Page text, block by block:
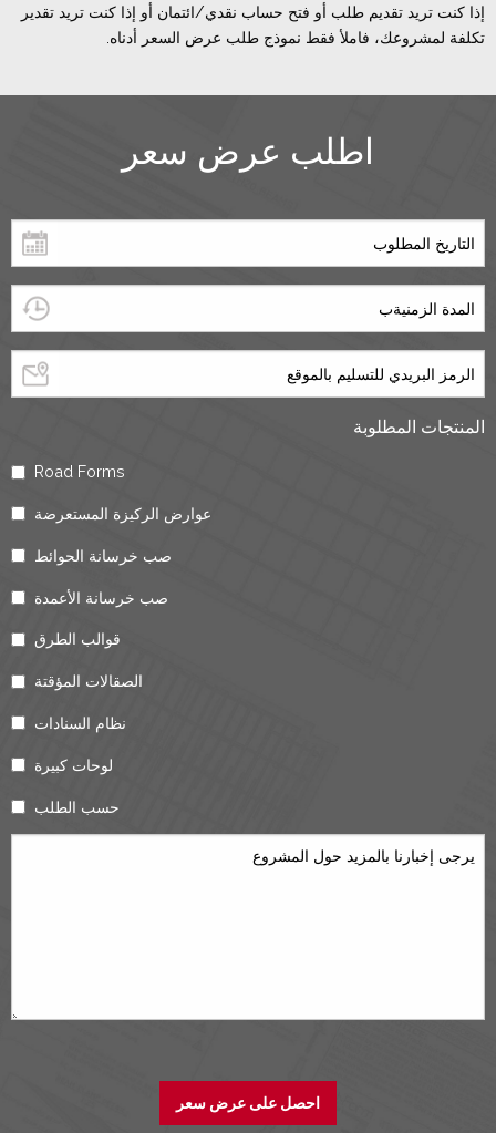
إذا كنت تريد تقديم طلب أو فتح حساب نقدي/ائتمان أو إذا كنت تريد تقدير
تكلفة لمشروعك، فاملأ فقط نموذج طلب عرض السعر أدناه.
اطلب عرض سعر
المنتجات المطلوبة
Road Forms
عوارض الركيزة المستعرضة
صب خرسانة الحوائط
صب خرسانة الأعمدة
قوالب الطرق
الصقالات المؤقتة
نظام السنادات
لوحات كبيرة
حسب الطلب